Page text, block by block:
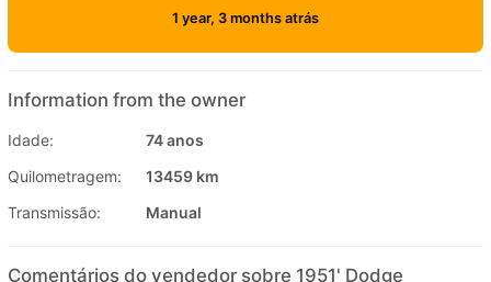
1 year, 3 months atrás
Information from the owner
Idade:
74 anos
Quilometragem:
13459 km
Transmissão:
Manual
Comentários do vendedor sobre 1951' Dodge